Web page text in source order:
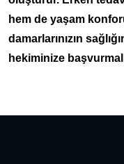
hem de yaşam
damarlarınızın
hekiminize